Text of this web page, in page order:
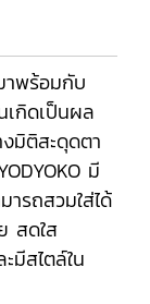
าพร้อมกับ
กิดเป็นผล
มิติสะดุดตา
มี
รถสวมใส่ได้
สดใส
มีสไตล์ใน